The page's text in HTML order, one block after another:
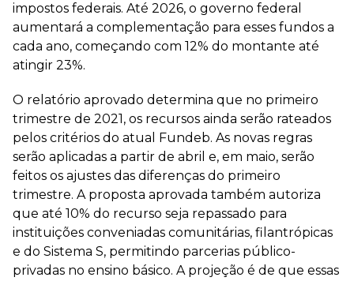
impostos federais. Até 2026, o governo federal
aumentará a complementação para esses fundos a
cada ano, começando com 12% do montante até
atingir 23%.
O relatório aprovado determina que no primeiro
trimestre de 2021, os recursos ainda serão rateados
pelos critérios do atual Fundeb. As novas regras
serão aplicadas a partir de abril e, em maio, serão
feitos os ajustes das diferenças do primeiro
trimestre. A proposta aprovada também autoriza
que até 10% do recurso seja repassado para
instituições conveniadas comunitárias, filantrópicas
e do Sistema S, permitindo parcerias público-
privadas no ensino básico. A projeção é de que essas